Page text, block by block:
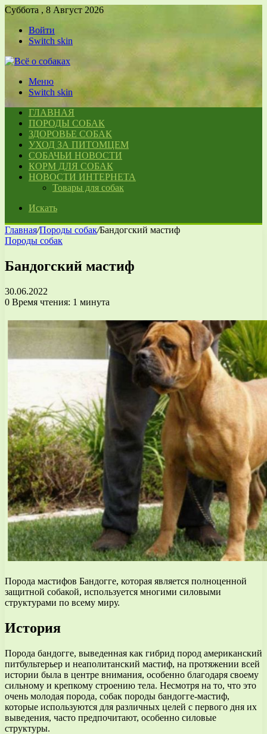
Суббота , 8 Август 2026
Войти
Switch skin
Меню
Switch skin
ГЛАВНАЯ
ПОРОДЫ СОБАК
ЗДОРОВЬЕ СОБАК
УХОД ЗА ПИТОМЦЕМ
СОБАЧЬИ НОВОСТИ
КОРМ ДЛЯ СОБАК
НОВОСТИ ИНТЕРНЕТА
Товары для собак
Искать
Главная/Породы собак/Бандогский мастиф
Породы собак
Бандогский мастиф
30.06.2022
0 Время чтения: 1 минута
Порода мастифов Бандогге, которая является полноценной
защитной собакой, используется многими силовыми
структурами по всему миру.
История
Порода бандогге, выведенная как гибрид пород американский
питбультерьер и неаполитанский мастиф, на протяжении всей
истории была в центре внимания, особенно благодаря своему
сильному и крепкому строению тела. Несмотря на то, что это
очень молодая порода, собак породы бандогге-мастиф,
которые используются для различных целей с первого дня их
выведения, часто предпочитают, особенно силовые
структуры.